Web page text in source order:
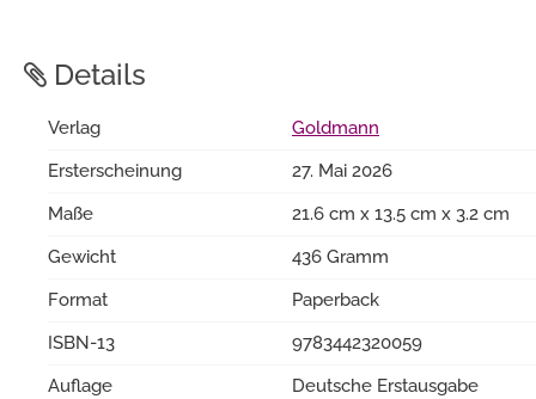
Details
Verlag
Goldmann
Ersterscheinung
27. Mai 2026
Maße
21.6 cm x 13.5 cm x 3.2 cm
Gewicht
436 Gramm
Format
Paperback
ISBN-13
9783442320059
Auflage
Deutsche Erstausgabe